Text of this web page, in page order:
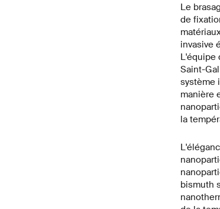
Le
de
invasive
L'équipe
Saint-
système
manière
la
bismuth